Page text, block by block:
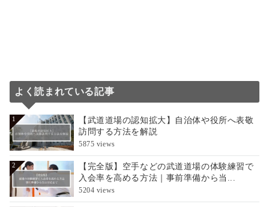
よく読まれている記事
1
【武道道場の認知拡大】自治体や役所へ表敬
訪問する方法を解説
5875 views
2
【完全版】空手などの武道道場の体験練習で
入会率を高める方法｜事前準備から当...
5204 views